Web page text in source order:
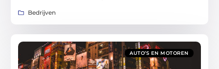
Bedrijven
AUTO’S EN MOTOREN